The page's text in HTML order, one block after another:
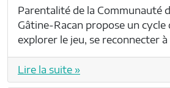
Parentalité de la Communauté
Gâtine-Racan propose un cycle
explorer le jeu, se reconnecter
Lire la suite »